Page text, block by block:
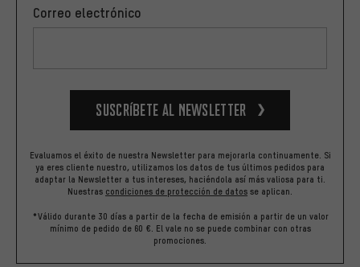
Correo electrónico
Suscríbete al newsletter
Evaluamos el éxito de nuestra Newsletter para mejorarla continuamente. Si
ya eres cliente nuestro, utilizamos los datos de tus últimos pedidos para
adaptar la Newsletter a tus intereses, haciéndola así más valiosa para ti.
Nuestras condiciones de protección de datos se aplican.
*Válido durante 30 días a partir de la fecha de emisión a partir de un valor
mínimo de pedido de 60 €. El vale no se puede combinar con otras
promociones.